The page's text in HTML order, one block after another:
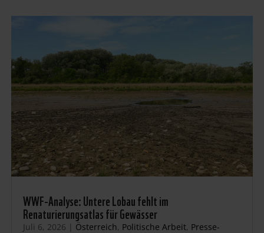
WWF-Analyse: Untere Lobau fehlt im
Renaturierungsatlas für Gewässer
Juli 6, 2026 | Österreich, Politische Arbeit, Presse-